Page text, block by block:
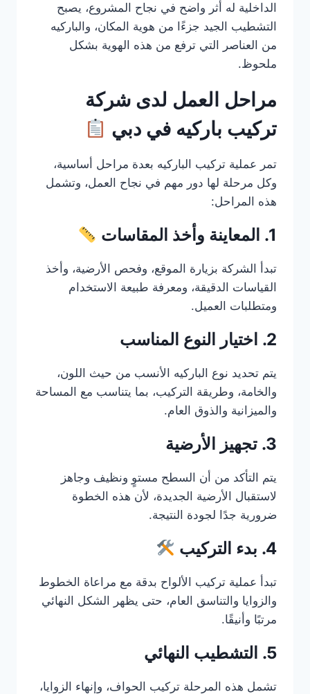
الداخلية له أثر واضح في نجاح المشروع، يصبح
التشطيب الجيد جزءًا من هوية المكان، والباركيه
من العناصر التي ترفع من هذه الهوية بشكل
ملحوظ.
مراحل العمل لدى شركة
تركيب باركيه في دبي
تمر عملية تركيب الباركيه بعدة مراحل أساسية،
وكل مرحلة لها دور مهم في نجاح العمل، وتشمل
هذه المراحل:
1. المعاينة وأخذ المقاسات
تبدأ الشركة بزيارة الموقع، وفحص الأرضية، وأخذ
القياسات الدقيقة، ومعرفة طبيعة الاستخدام
ومتطلبات العميل.
2. اختيار النوع المناسب
يتم تحديد نوع الباركيه الأنسب من حيث اللون،
والخامة، وطريقة التركيب، بما يتناسب مع المساحة
والميزانية والذوق العام.
3. تجهيز الأرضية
يتم التأكد من أن السطح مستوٍ ونظيف وجاهز
لاستقبال الأرضية الجديدة، لأن هذه الخطوة
ضرورية جدًا لجودة النتيجة.
4. بدء التركيب
تبدأ عملية تركيب الألواح بدقة مع مراعاة الخطوط
والزوايا والتناسق العام، حتى يظهر الشكل النهائي
مرتبًا وأنيقًا.
5. التشطيب النهائي
تشمل هذه المرحلة تركيب الحواف، وإنهاء الزوايا،